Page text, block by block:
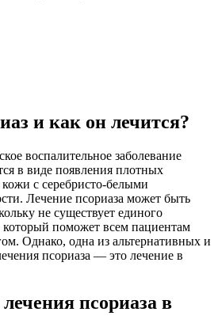
и как он лечится?
воспалительное заболевание
в виде появления плотных
с серебристо-белыми
Лечение псориаза может быть
не существует единого
который поможет всем пациентам
Однако, одна из альтернативных и
псориаза — это лечение в
псориаза в